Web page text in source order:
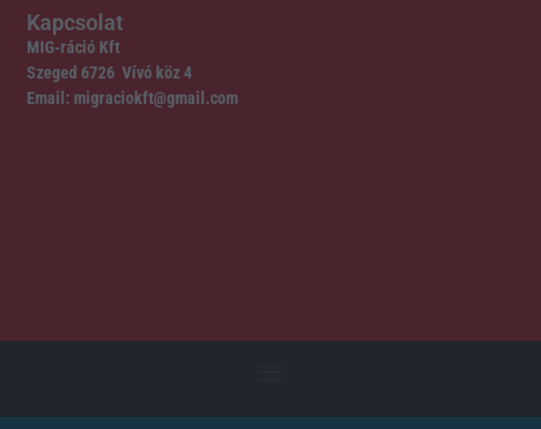
Kapcsolat
MIG-ráció Kft
Szeged 6726 Vívó köz 4
Email: migraciokft@gmail.com